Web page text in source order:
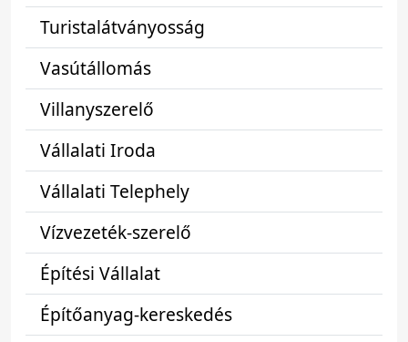
Turistalátványosság
Vasútállomás
Villanyszerelő
Vállalati Iroda
Vállalati Telephely
Vízvezeték-szerelő
Építési Vállalat
Építőanyag-kereskedés